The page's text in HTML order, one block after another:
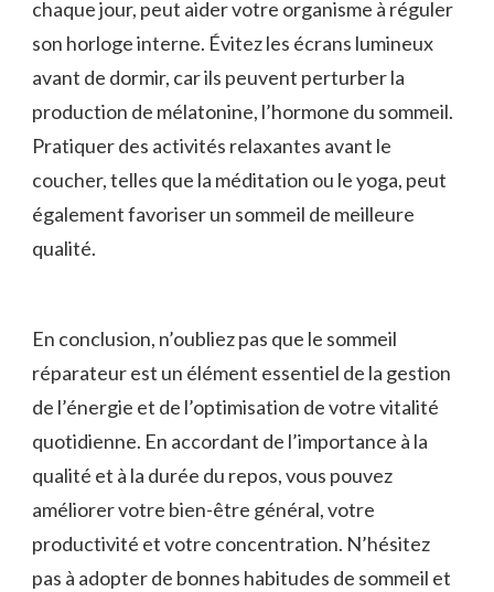
chaque jour, peut aider ​votre‍ organisme à réguler
son horloge interne. Évitez les écrans lumineux
avant de dormir, car ils peuvent ⁢perturber la
production de mélatonine, l’hormone du sommeil.
Pratiquer des ‍activités relaxantes avant le
coucher, telles que la méditation ou le ⁣yoga, peut
également favoriser un sommeil⁣ de meilleure
qualité.
En conclusion, n’oubliez ​pas que le sommeil
⁣réparateur est un élément essentiel de la gestion
‍de l’énergie et de l’optimisation de votre vitalité
quotidienne. En accordant de l’importance à la
qualité et ‍à la durée du repos, vous pouvez
améliorer votre bien-être général, votre
productivité et votre concentration. N’hésitez
pas à⁣ adopter de bonnes habitudes de sommeil ⁤et